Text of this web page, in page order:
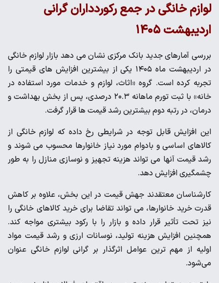
لوازم خانگی در جمع رکوردداران گرانی
اردیبهشت ۱۴۰۵
بررسی آمارهای جدید بانک مرکزی نشان می‌ دهد بازار لوازم خانگی
در اردیبهشت‌ ماه ۱۴۰۵ یکی از بیشترین افزایش‌ های قیمتی را
تجربه کرده است. گروه «اثاث، لوازم و خدمات مورد استفاده در
خانه» با ثبت تورم ماهانه ۲۰.۳ درصدی، پس از بخش بهداشت و
درمان، در رتبه دوم بیشترین رشد قیمت‌ ها قرار گرفت.
این افزایش قابل توجه در شرایطی رخ داده که لوازم خانگی از
کالاهای اساسی و بادوام مورد نیاز خانوارها محسوب می‌ شوند و
رشد قیمت آنها می‌ تواند هزینه تجهیز و نوسازی منازل را به‌ طور
چشمگیری افزایش دهد.
کارشناسان معتقدند جهش قیمت در این بخش، علاوه بر کاهش
قدرت خرید خانوارها، می‌ تواند تقاضا برای خرید کالاهای خانگی را
نیز تحت تأثیر قرار داده و بازار را با رکود بیشتری مواجه کند.
همچنین افزایش هزینه تولید، نوسانات ارزی و رشد قیمت مواد
اولیه از مهم‌ ترین عوامل اثرگذار بر گرانی لوازم خانگی عنوان
می‌شود.